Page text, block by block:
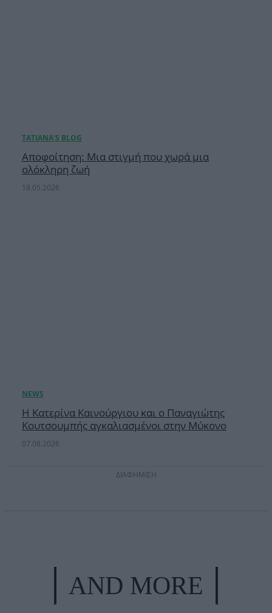
Αποφοίτηση: Μια στιγμή που χωρά μια
ολόκληρη ζωή
18.05.2026
Η Κατερίνα Καινούργιου και ο Παναγιώτης
Κουτσουμπής αγκαλιασμένοι στην Μύκονο
07.08.2026
ΔΙΑΦΗΜΙΣΗ
AND MORE